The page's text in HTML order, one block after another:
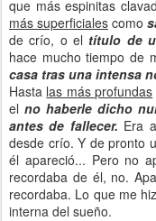
que más espinitas
más superficiales como
de crío, o el título de
hace mucho tiempo de
casa tras una intensa
Hasta las más profundas
el no haberle dicho
antes de fallecer. Era
desde crío. Y de pronto
él apareció... Pero no
recordaba de él, no.
recordaba. Lo que me
interna del sueño.